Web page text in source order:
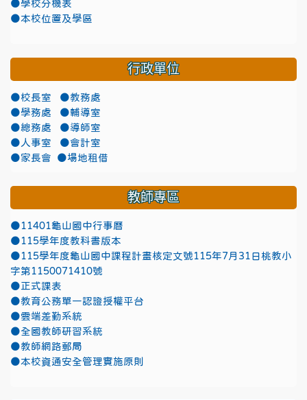
●學校分機表
●本校位置及學區
行政單位
●校長室
●教務處
●學務處
●輔導室
●總務處
●導師室
●人事室
●會計室
●家長會
●場地租借
教師專區
●11401龜山國中行事曆
●115學年度教科書版本
●115學年度龜山國中課程計畫核定文號115年7月31日桃教小
字第1150071410號
●正式課表
●教育公務單一認證授權平台
●雲端差勤系統
●全國教師研習系統
●教師網路郵局
●本校資通安全管理實施原則